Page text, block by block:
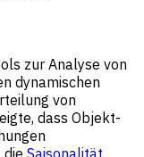
zur Analyse von
dynamischen
von
dass Objekt-
Saisonalität